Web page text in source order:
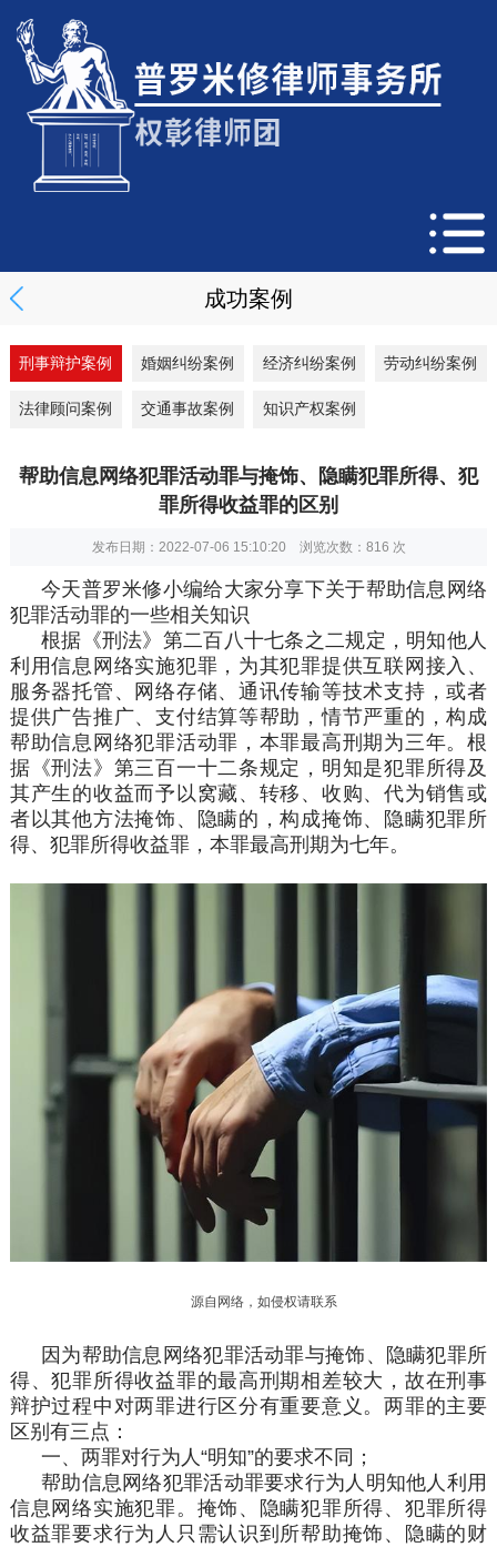
成功案例
刑事辩护案例 婚姻纠纷案例 经济纠纷案例 劳动纠纷案例
法律顾问案例 交通事故案例 知识产权案例
帮助信息网络犯罪活动罪与掩饰、隐瞒犯罪所得、犯
罪所得收益罪的区别
发布日期：2022-07-06 15:10:20 浏览次数： 816 次
今天普罗米修小编给大家分享下关于帮助信息网络
犯罪活动罪的一些相关知识
根据《刑法》第二百八十七条之二规定，明知他人
利用信息网络实施犯罪，为其犯罪提供互联网接入、
服务器托管、网络存储、通讯传输等技术支持，或者
提供广告推广、支付结算等帮助，情节严重的，构成
帮助信息网络犯罪活动罪，本罪最高刑期为三年。根
据《刑法》第三百一十二条规定，明知是犯罪所得及
其产生的收益而予以窝藏、转移、收购、代为销售或
者以其他方法掩饰、隐瞒的，构成掩饰、隐瞒犯罪所
得、犯罪所得收益罪，本罪最高刑期为七年。
源自网络，如侵权请联系
因为帮助信息网络犯罪活动罪与掩饰、隐瞒犯罪所
得、犯罪所得收益罪的最高刑期相差较大，故在刑事
辩护过程中对两罪进行区分有重要意义。两罪的主要
区别有三点：
一、两罪对行为人“明知”的要求不同；
帮助信息网络犯罪活动罪要求行为人明知他人利用
信息网络实施犯罪。掩饰、隐瞒犯罪所得、犯罪所得
收益罪要求行为人只需认识到所帮助掩饰、隐瞒的财